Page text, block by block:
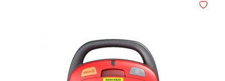
Legg i